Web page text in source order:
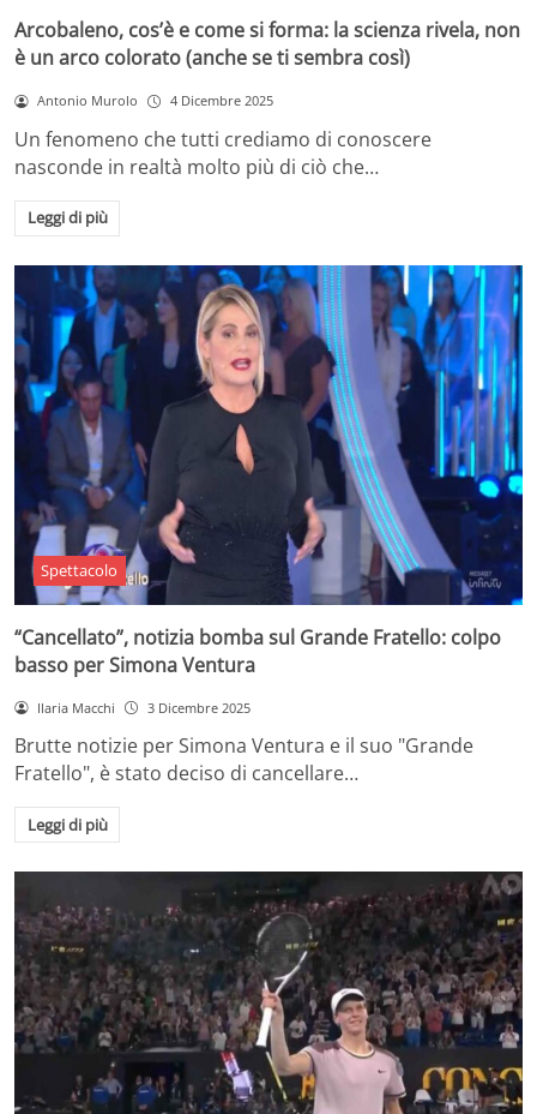
Arcobaleno, cos’è e come si forma: la scienza rivela, non
è un arco colorato (anche se ti sembra così)
Antonio Murolo 4 Dicembre 2025
Un fenomeno che tutti crediamo di conoscere
nasconde in realtà molto più di ciò che…
Leggi di più
Spettacolo
“Cancellato”, notizia bomba sul Grande Fratello: colpo
basso per Simona Ventura
Ilaria Macchi 3 Dicembre 2025
Brutte notizie per Simona Ventura e il suo "Grande
Fratello", è stato deciso di cancellare…
Leggi di più